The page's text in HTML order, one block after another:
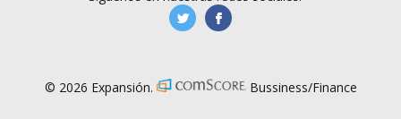
manufacturaGE
© 2026 Expansión. Bussiness/Finance